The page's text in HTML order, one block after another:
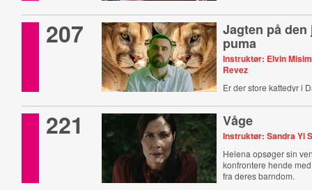
207 Jagten på den
puma
Instruktør: Elvin
Revez
Er der store kattedyr i
221 Våge
Instruktør: Sandra Yi
Helena opsøger sin
konfrontere hende
fra deres barndom.